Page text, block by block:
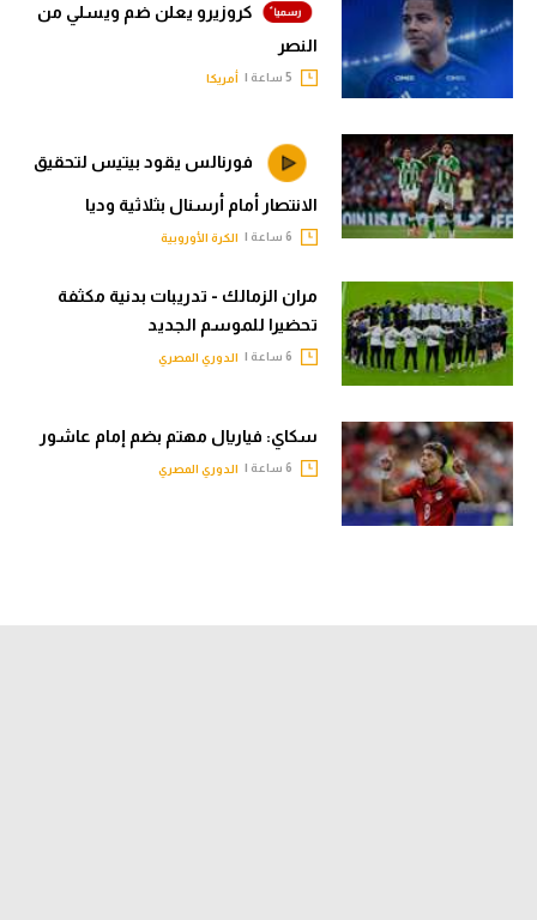
كروزيرو يعلن ضم ويسلي من
النصر
أمريكا
فورنالس يقود بيتيس لتحقيق
الانتصار أمام أرسنال بثلاثية وديا
الكرة الأوروبية
مران الزمالك - تدريبات بدنية مكثفة
تحضيرا للموسم الجديد
الدوري المصري
سكاي: فياريال مهتم بضم إمام عاشور
الدوري المصري